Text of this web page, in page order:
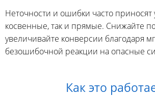
Неточности и ошибки часто приносят
косвенные, так и прямые. Снижайте
увеличивайте конверсии благодаря
безошибочной реакции на опасные
Как это